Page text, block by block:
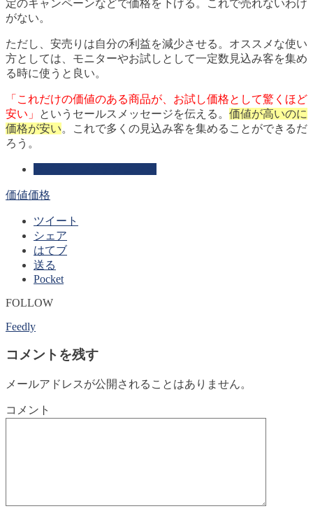
定のキャンペーンなどで価格を下げる。これで売れないわけ
がない。
ただし、安売りは自分の利益を減少させる。オススメな使い
方としては、モニターやお試しとして一定数見込み客を集め
る時に使うと良い。
「これだけの価値のある商品が、お試し価格として驚くほど
安い」
というセールスメッセージを伝える。 価値が高いのに
価格が安い。これで多くの見込み客を集めることができるだ
ろう。
価値価格
ツイート
シェア
はてブ
送る
Pocket
FOLLOW
Feedly
コメントを残す
メールアドレスが公開されることはありません。
コメント